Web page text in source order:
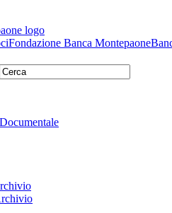
Fondazione Banca Montepaone